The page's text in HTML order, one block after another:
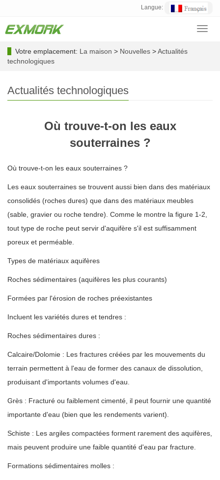
Langue:
Votre emplacement: La maison > Nouvelles >Actualités
technologiques
Actualités technologiques
Où trouve-t-on les eaux
souterraines ?
Où trouve-t-on les eaux souterraines ?
Les eaux souterraines se trouvent aussi bien dans des matériaux
consolidés (roches dures) que dans des matériaux meubles
(sable, gravier ou roche tendre). Comme le montre la figure 1-2,
tout type de roche peut servir d'aquifère s'il est suffisamment
poreux et perméable.
Types de matériaux aquifères
Roches sédimentaires (aquifères les plus courants)
Formées par l'érosion de roches préexistantes
Incluent les variétés dures et tendres :
Roches sédimentaires dures :
Calcaire/Dolomie : Les fractures créées par les mouvements du
terrain permettent à l'eau de former des canaux de dissolution,
produisant d'importants volumes d'eau.
Grès : Fracturé ou faiblement cimenté, il peut fournir une quantité
importante d'eau (bien que les rendements varient).
Schiste : Les argiles compactées forment rarement des aquifères,
mais peuvent produire une faible quantité d'eau par fracture.
Formations sédimentaires molles :